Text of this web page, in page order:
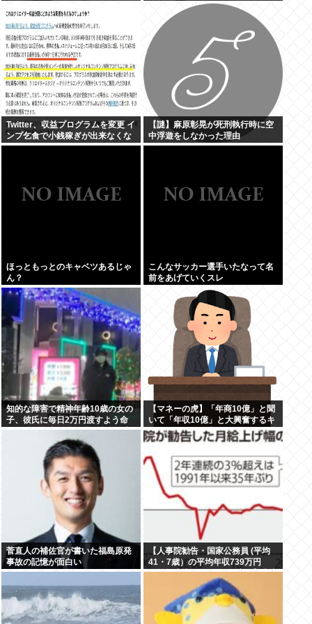
Twitter、収益プログラムを変更 イ
ンプ乞食で小銭稼ぎが出来なくな
る…
【謎】麻原彰晃が死刑執行時に空
中浮遊をしなかった理由
ほっともっとのキャベツあるじゃ
ん？
こんなサッカー選手いたなって名
前をあげていくスレ
知的な障害で精神年齢10歳の女の
子、彼氏に毎日2万円渡すよう命
じられ、暴力を恐れ連日売春。客
の82歳を殺害し逮捕
【マネーの虎】「年商10億」と聞
いて「年収10億」と大興奮するキ
ッズに教えたい大人のリアル
菅直人の補佐官が書いた福島原発
事故の記憶が面白い
【人事院勧告・国家公務員 (平均
41・7歳）の平均年収739万円
（前年度比26万7000円増）】大卒
初任給514万6000円、50歳の課長
は1488万3000円…地方公務員の
給与も引き上げると、1兆1250億
円増